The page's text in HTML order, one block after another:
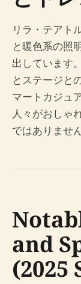
リラ・テアト
と暖色系の照
出しています
とステージと
マートカジュ
人々がおしゃ
ではありません
and
(2025